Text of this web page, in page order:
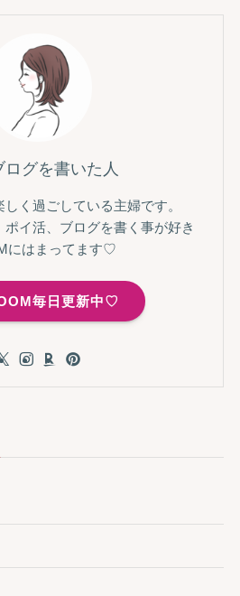
ログを書いた人
く過ごしている主婦です。
イ活、ブログを書く事が好き
にはまってます♡
毎日更新中♡